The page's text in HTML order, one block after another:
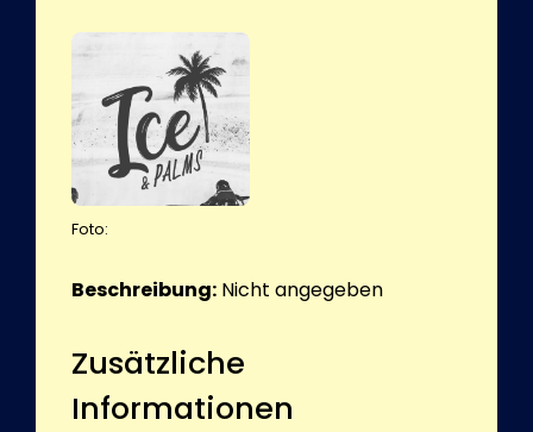
Foto:
Beschreibung: Nicht angegeben
Zusätzliche
Informationen